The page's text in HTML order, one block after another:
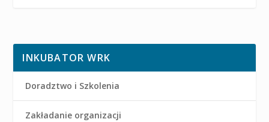
INKUBATOR WRK
Doradztwo i Szkolenia
Zakładanie organizacji